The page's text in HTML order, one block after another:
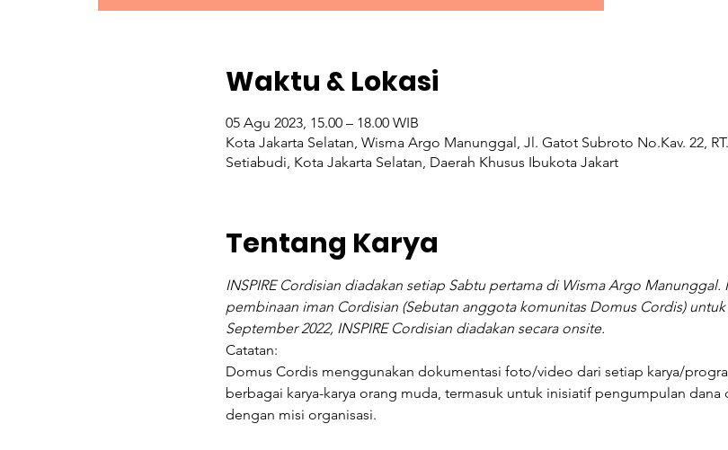
Waktu & Lokasi
05 Agu 2023, 15.00 – 18.00 WIB
Kota Jakarta Selatan, Wisma Argo Manunggal, Jl. Gatot Subroto No.Kav. 22,
Setiabudi, Kota Jakarta Selatan, Daerah Khusus Ibukota Jakart
Tentang Karya
INSPIRE Cordisian diadakan setiap Sabtu pertama di Wisma Argo
pembinaan iman Cordisian (Sebutan anggota komunitas Domus Cordis)
September 2022, INSPIRE Cordisian diadakan secara onsite.
Catatan:
Domus Cordis menggunakan dokumentasi foto/video dari setiap karya/
berbagai karya-karya orang muda, termasuk untuk inisiatif pengumpulan
dengan misi organisasi.